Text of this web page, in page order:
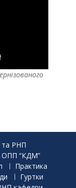
РНП
ОПП “КДМ”
Практика
Гуртки